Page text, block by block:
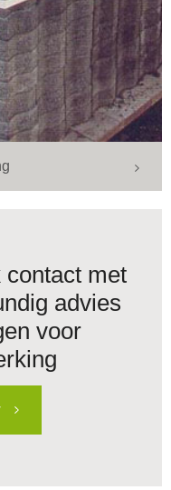
met
advies
voor